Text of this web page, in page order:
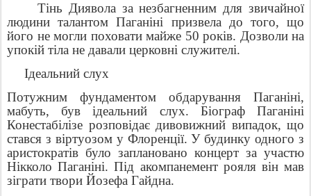
Тінь Диявола за незбагненним для звичайної
людини талантом Паганіні призвела до того, що
його не могли поховати майже 50 років. Дозволи на
упокій тіла не давали церковні служителі.
Ідеальний слух
Потужним фундаментом обдарування Паганіні,
мабуть, був ідеальний слух. Біограф Паганіні
Конестабілізе розповідає дивовижний випадок, що
стався з віртуозом у Флоренції. У будинку одного з
аристократів було заплановано концерт за участю
Нікколо Паганіні. Під акомпанемент рояля він мав
зіграти твори Йозефа Гайдна.